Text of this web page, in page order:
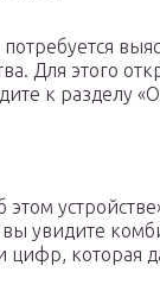
потребуется
Для этого
к разделу
увидите
цифр, которая